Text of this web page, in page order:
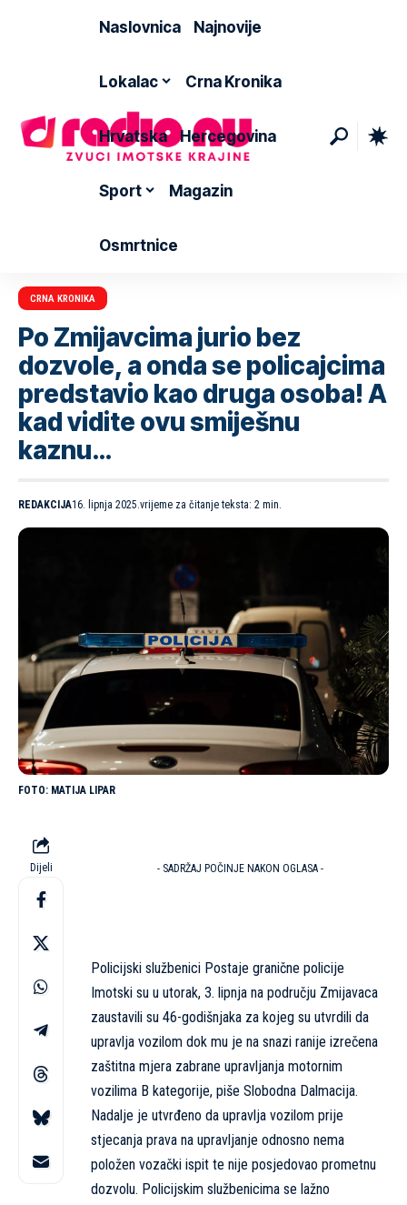
Naslovnica Najnovije
Lokalac Crna Kronika
Hrvatska Hercegovina
Sport Magazin
Osmrtnice
CRNA KRONIKA
Po Zmijavcima jurio bez
dozvole, a onda se policajcima
predstavio kao druga osoba! A
kad vidite ovu smiješnu
kaznu…
REDAKCIJA16. lipnja 2025.vrijeme za čitanje teksta: 2 min.
MATIJA LIPAR
Dijeli - SADRŽAJ POČINJE NAKON OGLASA -
Policijski službenici Postaje granične policije
Imotski su u utorak, 3. lipnja na području Zmijavaca
zaustavili su 46-godišnjaka za kojeg su utvrdili da
upravlja vozilom dok mu je na snazi ranije izrečena
zaštitna mjera zabrane upravljanja motornim
vozilima B kategorije, piše Slobodna Dalmacija.
Nadalje je utvrđeno da upravlja vozilom prije
stjecanja prava na upravljanje odnosno nema
položen vozački ispit te nije posjedovao prometnu
dozvolu. Policijskim službenicima se lažno